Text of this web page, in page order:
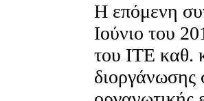
Η επόμενη
Ιούνιο του
του ΙΤΕ καθ.